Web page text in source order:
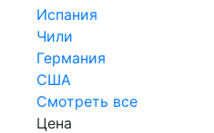
Испания
Чили
Германия
США
Смотреть все
Цена